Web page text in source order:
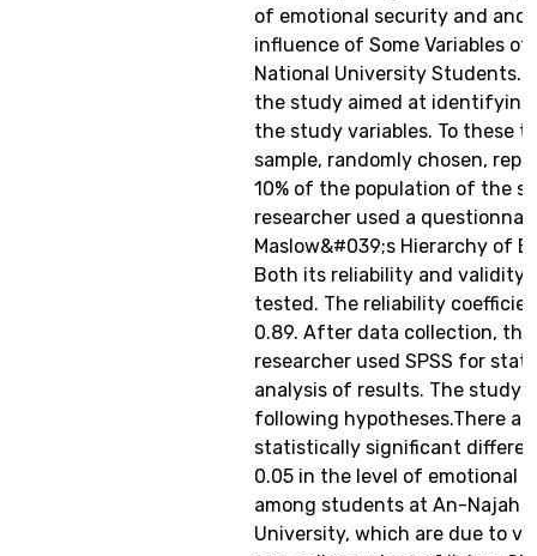
of emotional security and and
influence of Some Variables
National University Students.
the study aimed at
the study variables. To these
sample, randomly chosen,
10% of the population of the
researcher used a
Maslow&#039;s Hierarchy of
Both its reliability and validity
tested. The reliability
0.89. After data collection, the
researcher used SPSS for
analysis of results. The study
following hypotheses.There
statistically significant
0.05 in the level of emotional
among students at An-Najah
University, which are due to